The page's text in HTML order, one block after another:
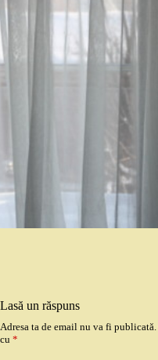
Lasă un răspuns
Adresa ta de email nu va fi publicată.
cu *